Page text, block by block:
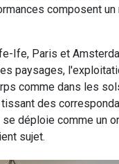
composent
Ife, Paris et
paysages,
comme dans les
des
déploie comme un
sujet.